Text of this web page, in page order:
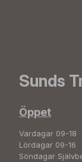
Sunds
Öppet
Vardagar 09-18
Lördagar 09-16
Söndagar